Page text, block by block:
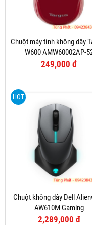
Chuột máy tính không dây
W600 AMW60002AP-
249,000 đ
HOT
Chuột không dây Dell
AW610M Gaming
2,289,000 đ